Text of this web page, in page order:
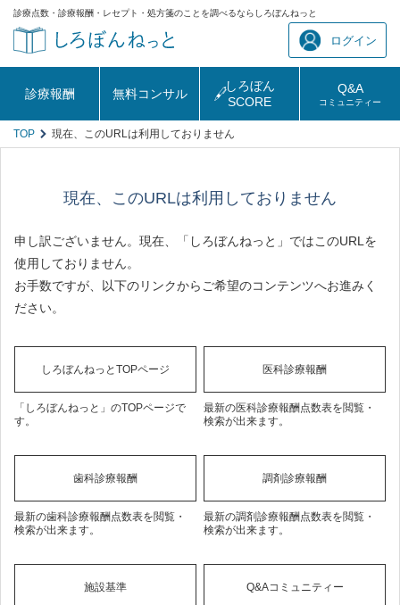
診療点数・診療報酬・レセプト・処方箋のことを調べるならしろぼんねっと
ログイン
診療報酬 無料コンサル
しろぼん
SCORE
Q&A
コミュニティー
TOP 現在、このURLは利用しておりません
現在、このURLは利用しておりません
申し訳ございません。現在、「しろぼんねっと」ではこのURLを
使用しておりません。
お手数ですが、以下のリンクからご希望のコンテンツへお進みく
ださい。
しろぼんねっとTOPページ
「しろぼんねっと」のTOPページで
す。
医科診療報酬
最新の医科診療報酬点数表を閲覧・
検索が出来ます。
歯科診療報酬
最新の歯科診療報酬点数表を閲覧・
検索が出来ます。
調剤診療報酬
最新の調剤診療報酬点数表を閲覧・
検索が出来ます。
施設基準 Q&Aコミュニティー